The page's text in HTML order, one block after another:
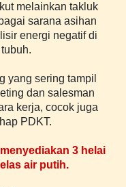
melainkan takluk
sarana asihan
energi negatif di
yang sering tampil
dan salesman
kerja, cocok juga
PDKT.
menyediakan 3 helai
air putih.